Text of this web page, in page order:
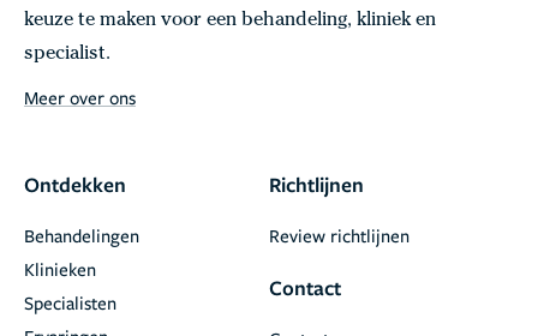
keuze te maken voor een behandeling, kliniek en
specialist.
Meer over ons
Ontdekken
Behandelingen
Klinieken
Specialisten
Richtlijnen
Review richtlijnen
Contact